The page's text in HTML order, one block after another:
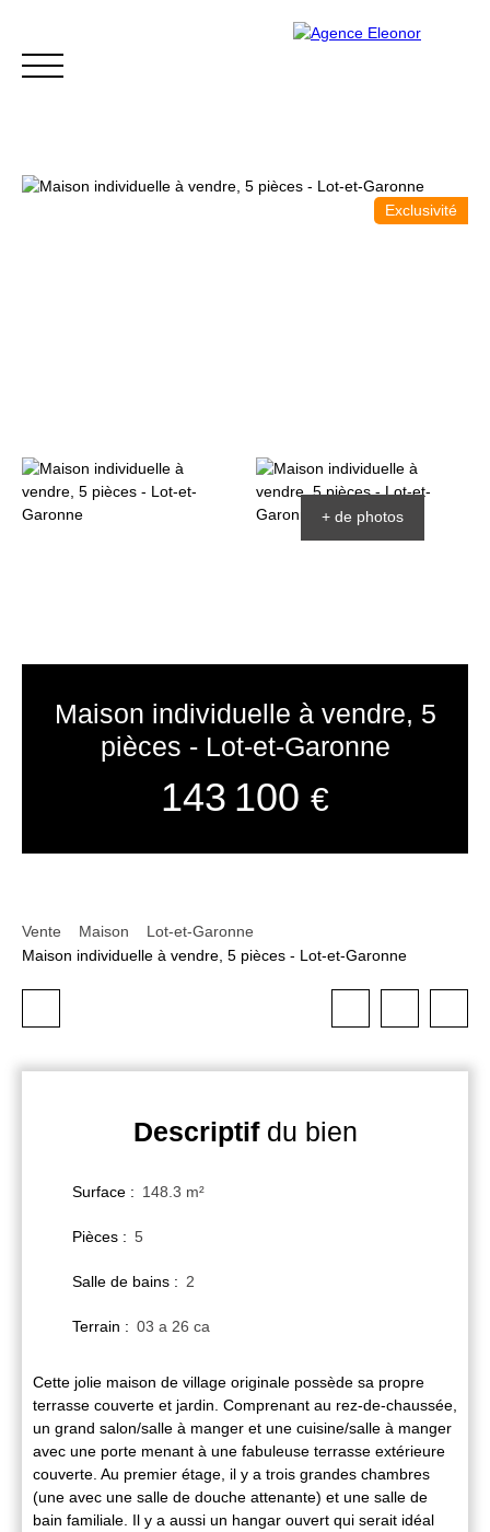
Exclusivité
+ de photos
Maison individuelle à vendre, 5
pièces - Lot-et-Garonne
143 100 €
Vente Maison
Lot-et-Garonne
Maison individuelle à vendre, 5 pièces - Lot-et-Garonne
Descriptifdu bien
Surface : 148.3 m²
Pièces : 5
Salle de bains : 2
Terrain : 03 a 26 ca
Cette jolie maison de village originale possède sa propre
terrasse couverte et jardin. Comprenant au rez-de-chaussée,
un grand salon/salle à manger et une cuisine/salle à manger
avec une porte menant à une fabuleuse terrasse extérieure
couverte. Au premier étage, il y a trois grandes chambres
(une avec une salle de douche attenante) et une salle de
bain familiale. Il y a aussi un hangar ouvert qui serait idéal